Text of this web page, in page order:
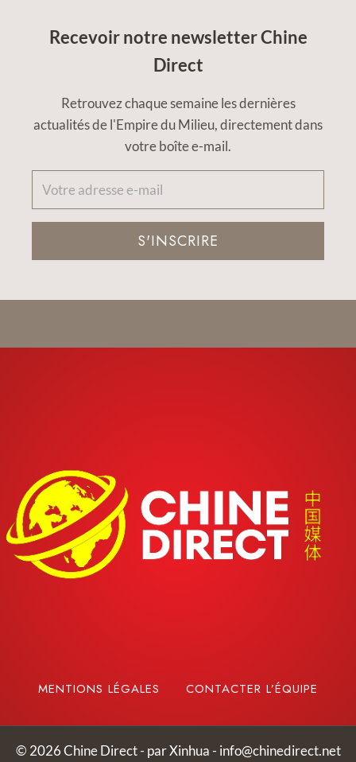
Recevoir notre newsletter Chine
Direct
Retrouvez chaque semaine les dernières
actualités de l'Empire du Milieu, directement dans
votre boîte e-mail.
S'INSCRIRE
MENTIONS LÉGALES CONTACTER L’ÉQUIPE
© 2026 Chine Direct - par Xinhua - info@chinedirect.net